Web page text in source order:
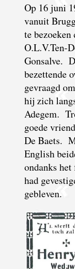
Op 16 juni
vanuit
te
O.L.V.Ten-
Gonsalve.
bezettende
gevraagd
hij zich
Adegem.
goede
De Baets.
English
ondanks
had
gebleven.